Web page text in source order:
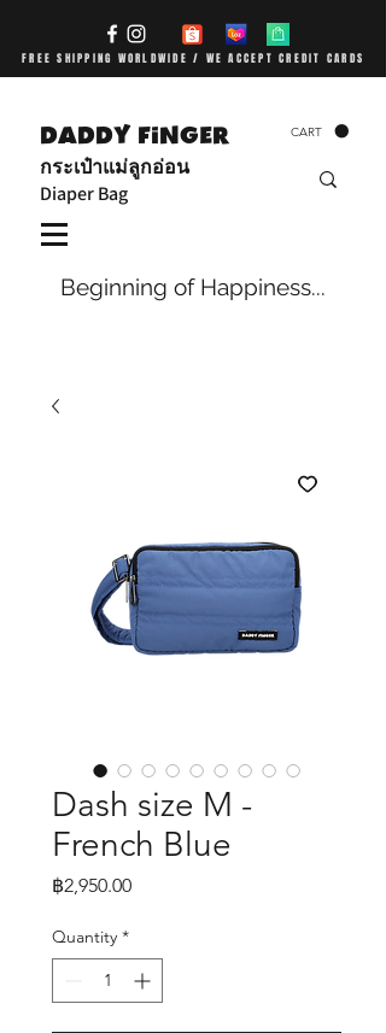
FREE SHIPPING WORLDWIDE / WE ACCEPT CREDIT CARDS
DADDY FiNGER
กระเป๋าแม่ลูกอ่อน
Diaper Bag
CART
Beginning of Happiness...
Dash size M -
French Blue
฿2,950.00Price
Quantity *